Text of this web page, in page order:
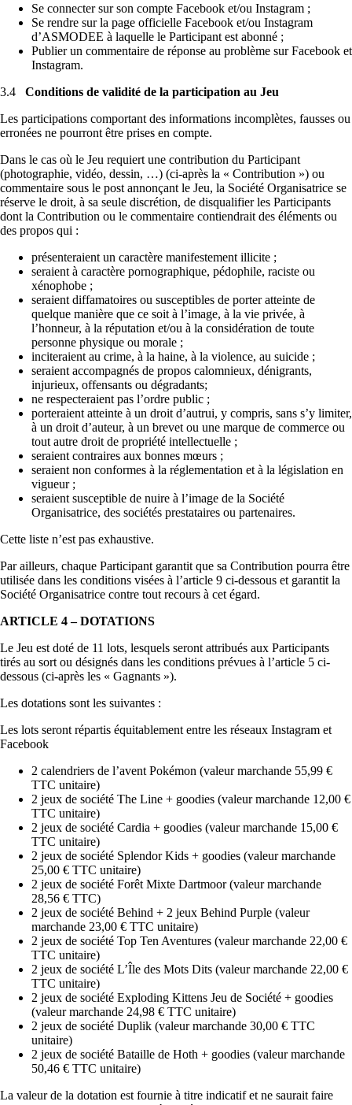
Se connecter sur son compte Facebook et/ou Instagram ;
Se rendre sur la page officielle Facebook et/ou Instagram
d’ASMODEE à laquelle le Participant est abonné ;
Publier un commentaire de réponse au problème sur Facebook et
Instagram.
3.4 Conditions de validité de la participation au Jeu
Les participations comportant des informations incomplètes, fausses ou
erronées ne pourront être prises en compte.
Dans le cas où le Jeu requiert une contribution du Participant
(photographie, vidéo, dessin, …) (ci-après la « Contribution ») ou
commentaire sous le post annonçant le Jeu, la Société Organisatrice se
réserve le droit, à sa seule discrétion, de disqualifier les Participants
dont la Contribution ou le commentaire contiendrait des éléments ou
des propos qui :
présenteraient un caractère manifestement illicite ;
seraient à caractère pornographique, pédophile, raciste ou
xénophobe ;
seraient diffamatoires ou susceptibles de porter atteinte de
quelque manière que ce soit à l’image, à la vie privée, à
l’honneur, à la réputation et/ou à la considération de toute
personne physique ou morale ;
inciteraient au crime, à la haine, à la violence, au suicide ;
seraient accompagnés de propos calomnieux, dénigrants,
injurieux, offensants ou dégradants;
ne respecteraient pas l’ordre public ;
porteraient atteinte à un droit d’autrui, y compris, sans s’y limiter,
à un droit d’auteur, à un brevet ou une marque de commerce ou
tout autre droit de propriété intellectuelle ;
seraient contraires aux bonnes mœurs ;
seraient non conformes à la réglementation et à la législation en
vigueur ;
seraient susceptible de nuire à l’image de la Société
Organisatrice, des sociétés prestataires ou partenaires.
Cette liste n’est pas exhaustive.
Par ailleurs, chaque Participant garantit que sa Contribution pourra être
utilisée dans les conditions visées à l’article 9 ci-dessous et garantit la
Société Organisatrice contre tout recours à cet égard.
ARTICLE 4 – DOTATIONS
Le Jeu est doté de 11 lots, lesquels seront attribués aux Participants
tirés au sort ou désignés dans les conditions prévues à l’article 5 ci-
dessous (ci-après les « Gagnants »).
Les dotations sont les suivantes :
Les lots seront répartis équitablement entre les réseaux Instagram et
Facebook
2 calendriers de l’avent Pokémon (valeur marchande 55,99 €
TTC unitaire)
2 jeux de société The Line + goodies (valeur marchande 12,00 €
TTC unitaire)
2 jeux de société Cardia + goodies (valeur marchande 15,00 €
TTC unitaire)
2 jeux de société Splendor Kids + goodies (valeur marchande
25,00 € TTC unitaire)
2 jeux de société Forêt Mixte Dartmoor (valeur marchande
28,56 € TTC)
2 jeux de société Behind + 2 jeux Behind Purple (valeur
marchande 23,00 € TTC unitaire)
2 jeux de société Top Ten Aventures (valeur marchande 22,00 €
TTC unitaire)
2 jeux de société L’Île des Mots Dits (valeur marchande 22,00 €
TTC unitaire)
2 jeux de société Exploding Kittens Jeu de Société + goodies
(valeur marchande 24,98 € TTC unitaire)
2 jeux de société Duplik (valeur marchande 30,00 € TTC
unitaire)
2 jeux de société Bataille de Hoth + goodies (valeur marchande
50,46 € TTC unitaire)
La valeur de la dotation est fournie à titre indicatif et ne saurait faire